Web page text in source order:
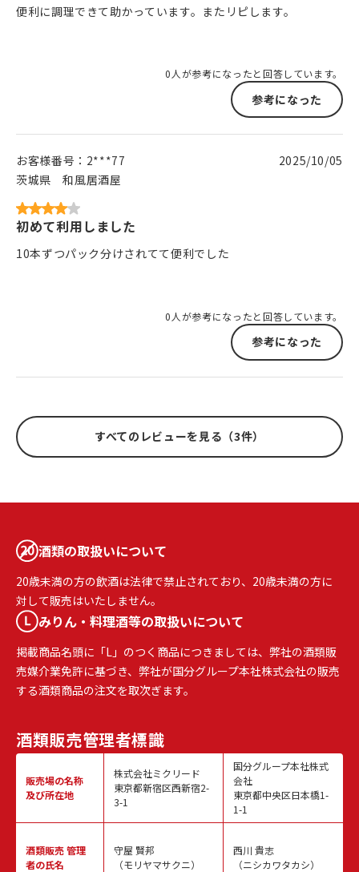
便利に調理できて助かっています。またリピします。
0人が参考になったと回答しています。
参考になった
お客様番号： 2***77
茨城県
和風居酒屋
2025/10/05
初めて利用しました
10本ずつパック分けされてて便利でした
0人が参考になったと回答しています。
参考になった
すべてのレビューを見る（3件）
酒類の取扱いについて
20歳未満の方の飲酒は法律で禁止されており、20歳未満の方に
対して販売はいたしません。
みりん・料理酒等の取扱いについて
掲載商品名頭に「L」のつく商品につきましては、弊社の酒類販
売媒介業免許に基づき、弊社が国分グループ本社株式会社の販売
する酒類商品の注文を取次ぎます。
酒類販売管理者標識
販売場の名称
及び所在地
酒類販売管理
者の氏名
株式会社ミクリード
東京都新宿区西新宿2-
3-1
守屋 賢邦
（モリヤマサクニ）
国分グループ本社株式
会社
東京都中央区日本橋1-
1-1
西川 貴志
（ニシカワタカシ）